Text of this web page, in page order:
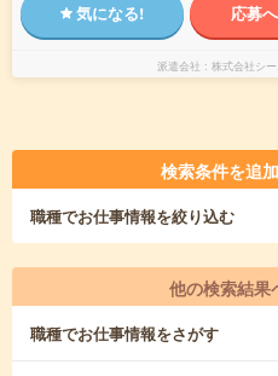
気になる! 応募
派遣会社 株式会社シ
検索条件を追
職種でお仕事情報を絞り込む
他の検索結果
職種でお仕事情報をさがす